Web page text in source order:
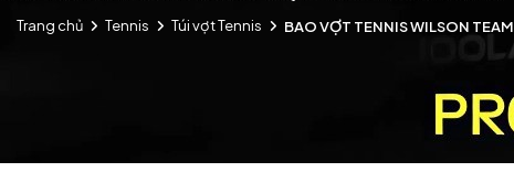
Trang chủ Tennis Túi vợt Tennis BAO VỢT TENNIS WILSON